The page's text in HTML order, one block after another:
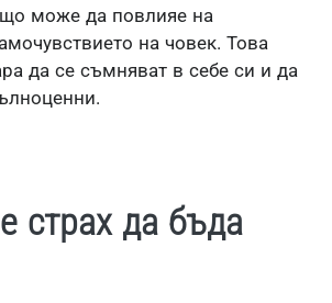
може да повлияе на
на човек. Това
да се съмняват в себе си и да
страх да бъда